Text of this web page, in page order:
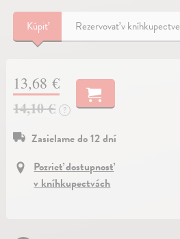
Kúpiť Rezervovať v kníhkupectve
13,68 €
14,10 €
?
Zasielame do 12 dní
Pozrieť dostupnosť
v kníhkupectvách